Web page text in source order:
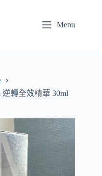
Menu
逆轉全效精華 30ml